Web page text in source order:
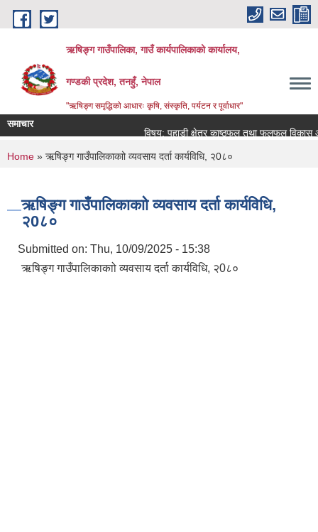
Skip to main content
ऋषिङ्ग गाउँपालिका, गाउँ कार्यपालिकाको कार्यालय,
गण्डकी प्रदेश, तनहुँ, नेपाल
"ऋषिङ्ग समृद्धिको आधारः कृषि, संस्कृति, पर्यटन र पूर्वाधार"
समाचार
विषय: पहाडी क्षेत्र काष्ठफल तथा फलफूल विकास
You are here
Home » ऋषिङ्ग गाउँपालिकाकाो व्यवसाय दर्ता कार्यविधि, २0८०
ऋषिङ्ग गाउँपालिकाकाो व्यवसाय दर्ता कार्यविधि,
२0८०
Submitted on: Thu, 10/09/2025 - 15:38
ऋषिङ्ग गाउँपालिकाकाो व्यवसाय दर्ता कार्यविधि, २0८०